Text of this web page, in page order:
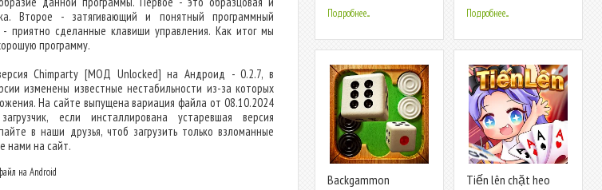
Второе - затягивающий и понятный программный
- приятно сделанные клавиши управления. Как итог мы
программу.
Chimparty [МОД Unlocked] на Андроид - 0.2.7, в
изменены известные нестабильности из-за которых
На сайте выпущена вариация файла от 08.10.2024
если инсталлирована устаревшая версия
в наши друзья, чтоб загрузить только взломанные
нами на сайт.
на Android
Подробнее... Подробнее...
Backgammon
Tiến lên chặt heo